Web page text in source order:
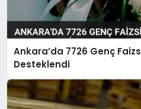
Ankara’da 7726 Genç
Desteklendi